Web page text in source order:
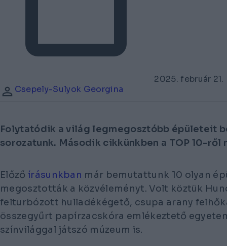
2025. február 21.
Csepely-Sulyok Georgina
Folytatódik a világ legmegosztóbb épületeit
sorozatunk. Második cikkünkben a TOP 10-ről
Előző írásunkban már bemutattunk 10 olyan
megosztották a közvéleményt. Volt köztük
felturbózott hulladékégető, csupa arany
összegyűrt papírzacskóra emlékeztető
színvilággal játszó múzeum is.